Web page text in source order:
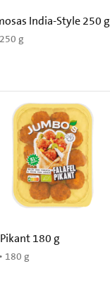
India-Style 250 g
g
180 g
180 g